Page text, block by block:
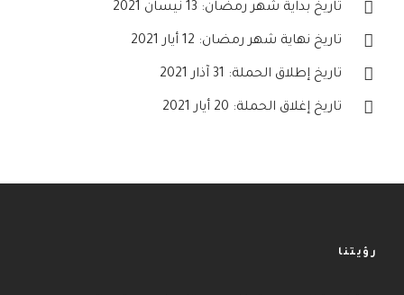
تاريخ بداية شهر رمضان: 13 نيسان 2021
تاريخ نهاية شهر رمضان: 12 أيار 2021
تاريخ إطلاق الحملة: 31 آذار 2021
تاريخ إغلاق الحملة: 20 أيار 2021
رؤيتنا